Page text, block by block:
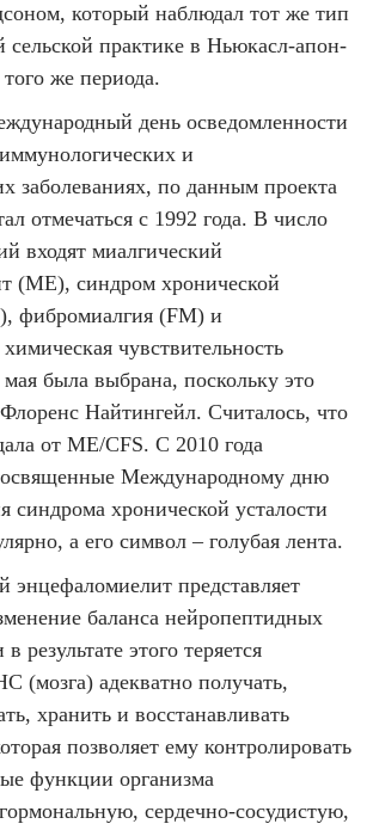
который наблюдал тот же тип
сельской практике в Ньюкасл-апон-
же периода.
день осведомленности
и
заболеваниях, по данным проекта
отмечаться с 1992 года. В число
входят миалгический
(ME), синдром хронической
фибромиалгия (FM) и
чувствительность
была выбрана, поскольку это
Найтингейл. Считалось, что
от ME/CFS. C 2010 года
Международному дню
синдрома хронической усталости
а его символ – голубая лента.
энцефаломиелит представляет
баланса нейропептидных
результате этого теряется
(мозга) адекватно получать,
хранить и восстанавливать
позволяет ему контролировать
функции организма
сердечно-сосудистую,